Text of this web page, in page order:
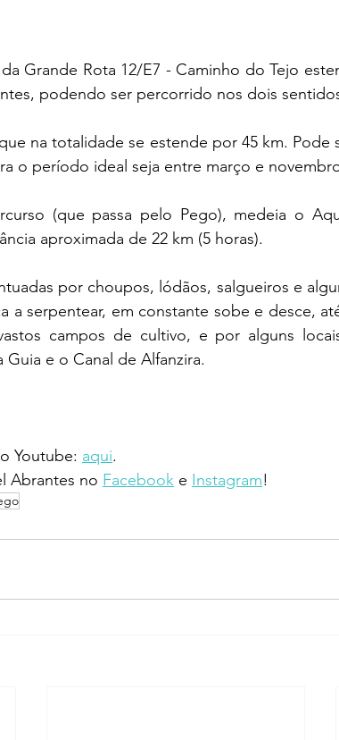
Grande Rota 12/E7 - Caminho do Tejo
podendo ser percorrido nos dois
na totalidade se estende por 45 km.
o período ideal seja entre março e
(que passa pelo Pego), medeia o
aproximada de 22 km (5 horas).
por choupos, lódãos, salgueiros e
a serpentear, em constante sobe e desce,
campos de cultivo, e por alguns
Guia e o Canal de Alfanzira.
Youtube: aqui.
Abrantes no Facebook e Instagram!